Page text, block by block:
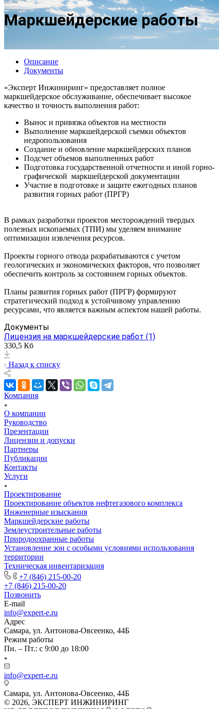
Маркшейдерские работы
Описание
Документы
«Эксперт Инжиниринг» предоставляет полное
маркшейдерское обслуживание, обеспечивает высокое
качество и точность выполнения работ:
Вынос и привязка объектов на местности
Выполнение маркшейдерской съемки объектов
недропользования
Создание и обновление маркшейдерских планов
Подсчет объемов выполненных работ
Подготовка государственной отчетности и иной горно-
графической маркшейдерской документации
Участие в подготовке и защите ежегодных планов
развития горных работ (ПРГР)
В рамках разработки проектов месторождений твердых
полезных ископаемых (ТПИ) мы уделяем внимание
оптимизации извлечения ресурсов.
Проекты горного отвода разрабатываются с учетом
геологических и экономических факторов, что позволяет
обеспечить контроль за состоянием горных объектов.
Планы развития горных работ (ПРГР) формируют
стратегический подход к устойчивому управлению
ресурсами, что является важным аспектом нашей работы.
Документы
Лицензия на маркшейдерские работ (1)
330,5 Кб
Назад к списку
Компания
О компании
Руководство
Презентации
Лицензии и допуски
Партнеры
Публикации
Контакты
Услуги
Проектирование
Проектирование объектов нефтегазового комплекса
Инженерные изыскания
Маркшейдерские работы
Землеустроительные работы
Природоохранные работы
Установление зон с особыми условиями использования
территории
Техническая инвентаризация
+7 (846) 215-00-20
+7 (846) 215-00-20
Позвонить
E-mail
info@expert-e.ru
Адрес
Самара, ул. Антонова-Овсеенко, 44Б
Режим работы
Пн. – Пт.: с 9:00 до 18:00
info@expert-e.ru
Самара, ул. Антонова-Овсеенко, 44Б
© 2026, ЭКСПЕРТ ИНЖИНИРИНГ